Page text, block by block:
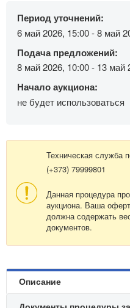
Период уточнений:
6 май 2026, 15:00 - 8 май
Подача предложений:
8 май 2026, 10:00 - 13 май
Начало аукциона:
не будет использоваться
Техническая служба
(+373) 79999801
Данная процедура
аукциона. Ваша
должна содержать
документов.
Описание